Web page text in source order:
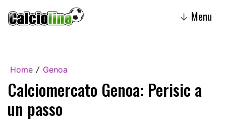
↓ Menu
Home / Genoa
Calciomercato Genoa: Perisic a
un passo